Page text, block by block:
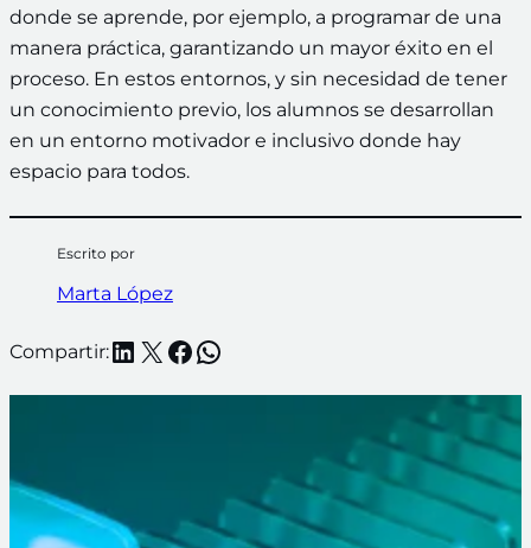
donde se aprende, por ejemplo, a programar de una
manera práctica, garantizando un mayor éxito en el
proceso. En estos entornos, y sin necesidad de tener
un conocimiento previo, los alumnos se desarrollan
en un entorno motivador e inclusivo donde hay
espacio para todos.
Escrito por
Marta López
Compartir:LinkedIn
X Facebook
WhatsApp